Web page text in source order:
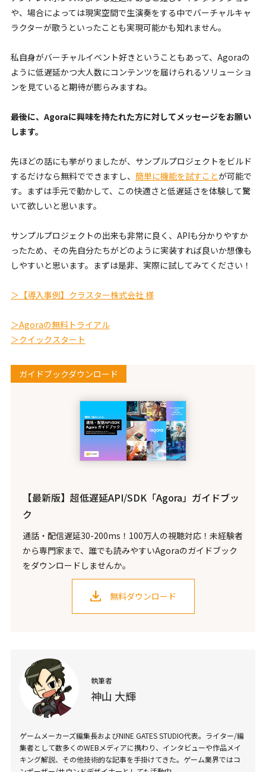
や、場合によっては現実空間で生演奏をする中でバーチャルキャ
ラクターが歌うといったことも実現可能かも知れません。
私自身がバーチャルイベント好きということもあって、Agoraの
ように低遅延かつ大人数にコンテンツを届けられるソリューショ
ンを見ていると期待が膨らみますね。
――最後に、Agoraに興味を持たれた方に対してメッセージをお願い
します。
先ほどの話にも挙がりましたが、サンプルプロジェクトをビルド
するだけなら無料でできますし、 簡単に機能を試すことが可能で
す。まずは手元で動かして、この快適さと低遅延さを体験して驚
いて欲しいと思います。
サンプルプロジェクトの出来も非常に良く、APIも分かりやすか
ったため、その先自分たちがどのように実装すれば良いか想像も
しやすいと思います。まずは是非、実際に試してみてください！
＞【導入事例】クラスター株式会社 様
＞Agoraの無料トライアル
＞クイックスタート
ガイドブックダウンロード
【最新版】超低遅延API/SDK「Agora」ガイドブッ
ク
通話・配信遅延30-200ms！100万人の視聴対応！未経験者
から専門家まで、誰でも読みやすいAgoraのガイドブック
をダウンロードしませんか。
無料ダウンロード
執筆者
神山 大輝
ゲームメーカーズ編集長およびNINE GATES STUDIO代表。ライター/編
集者として数多くのWEBメディアに携わり、インタビューや作品メイ
キング解説、その他技術的な記事を手掛けてきた。ゲーム業界ではコ